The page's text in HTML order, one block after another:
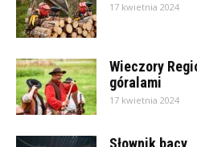
17 kwietnia 2024
Wieczory
góralami
17 kwietnia 2024
Słownik bacy